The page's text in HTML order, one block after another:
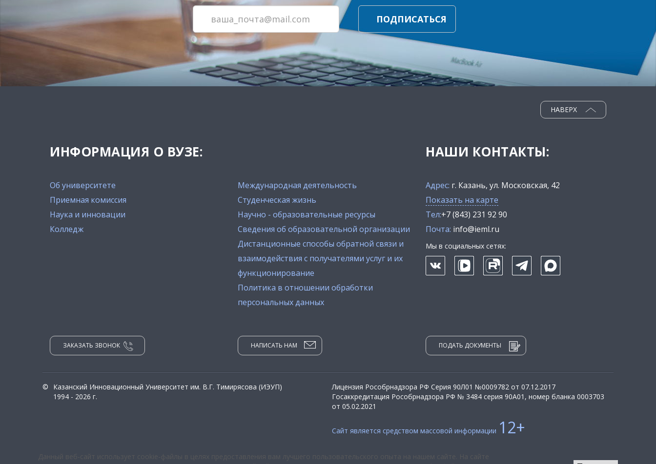
ПОДПИСАТЬСЯ
ИНФОРМАЦИЯ О ВУЗЕ:
Об университете
Приемная комиссия
Наука и инновации
Колледж
Международная деятельность
Студенческая жизнь
Научно - образовательные ресурсы
Сведения об образовательной организации
Дистанционные способы обратной связи и
взаимодействия с получателями услуг и их
функционирование
Политика в отношении обработки
персональных данных
НАВЕРХ
НАШИ КОНТАКТЫ:
Адрес: г. Казань, ул. Московская, 42
Показать на карте
Тел:+7 (843) 231 92 90
Почта: info@ieml.ru
Мы в социальных сетях:
ЗАКАЗАТЬ ЗВОНОК НАПИСАТЬ НАМ ПОДАТЬ ДОКУМЕНТЫ
©
Казанский Инновационный Университет им. В.Г. Тимирясова (ИЭУП)
1994 - 2026 г.
Лицензия Рособрнадзора РФ Серия 90Л01 №0009782 от 07.12.2017
Госаккредитация Рособрнадзора РФ № 3484 серия 90А01, номер бланка 0003703
от 05.02.2021
Сайт является средством массовой информации 12+
Данный веб-сайт использует cookie-файлы в целях предоставления вам лучшего пользовательского опыта на нашем сайте. На сайте